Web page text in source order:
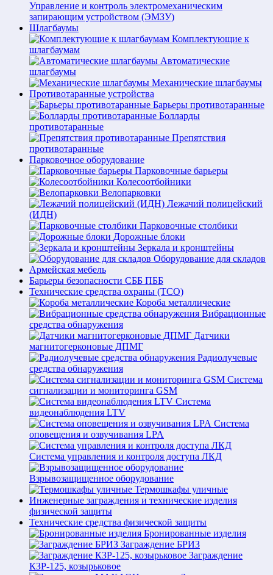
Управление и контроль электромеханическим
запирающим устройством (ЭМЗУ)
Шлагбаумы
Комплектующие к
шлагбаумам
Автоматические
шлагбаумы
Механические шлагбаумы
Противотаранные устройства
Барьеры противотаранные
Болларды
противотаранные
Препятствия
противотаранные
Парковочное оборудование
Парковочные барьеры
Колесоотбойники
Велопарковки
Лежачий полицейский
(ИДН)
Парковочные столбики
Дорожные блоки
Зеркала и кронштейны
Оборудование для складов
Армейская мебель
Барьеры безопасности СББ ПББ
Технические средства охраны (ТСО)
Короба металлические
Вибрационные
средства обнаружения
Датчики
магнитогерконовые ДПМГ
Радиолучевые
средства обнаружения
Система
сигнализации и мониторинга GSM
Система
видеонаблюдения LTV
Система
оповещения и озвучивания LPA
Система управления и контроля доступа ЛКД
Взрывозащищенное оборудование
Термошкафы уличные
Инженерные заграждения и технические изделия
физической защиты
Технические средства физической защиты
Бронированные изделия
Заграждение БРИЗ
Заграждение
КЗР-125, козырьковое